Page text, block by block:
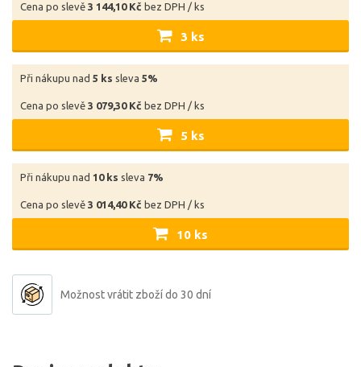
Cena po slevě 3 144,10 Kč bez DPH / ks
3 ks
Při nákupu nad 5 ks sleva 5%
Cena po slevě 3 079,30 Kč bez DPH / ks
5 ks
Při nákupu nad 10 ks sleva 7%
Cena po slevě 3 014,40 Kč bez DPH / ks
10 ks
Možnost vrátit zboží do 30 dní